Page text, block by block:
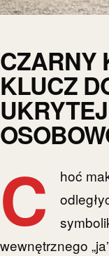
CZARNY
KLUCZ
C
hoć
wewnętrznego